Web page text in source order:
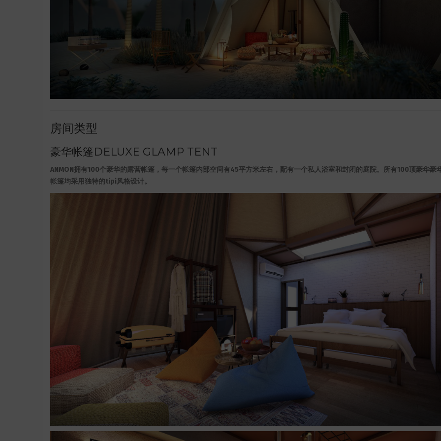
房间类型
豪华帐篷DELUXE GLAMP TENT
ANMON拥有100个豪华的露营帐篷，每一个帐篷内部空间有45平方米左右，配有一个私人浴室和封闭的庭院。所有100顶豪华豪
帐篷均采用独特的tipi风格设计。